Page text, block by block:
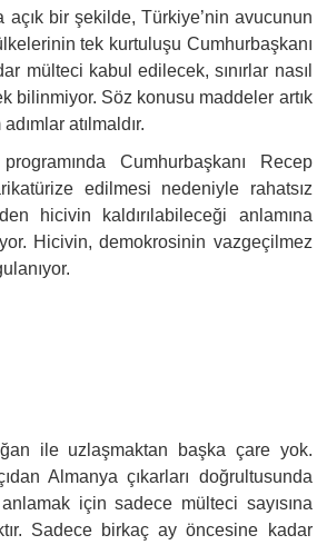
açık bir şekilde, Türkiye’nin avucunun
tek kurtuluşu Cumhurbaşkanı
mülteci kabul edilecek, sınırlar nasıl
bilinmiyor. Söz konusu maddeler artık
atılmaldır.
Cumhurbaşkanı Recep
edilmesi nedeniyle rahatsız
hicivin kaldırılabileceği anlamına
Hicivin, demokrosinin vazgeçilmez
ile uzlaşmaktan başka çare yok.
Almanya çıkarları doğrultusunda
için sadece mülteci sayısına
Sadece birkaç ay öncesine kadar